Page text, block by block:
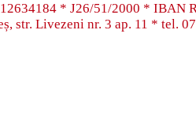
* J26/51/2000 * IBAN
str. Livezeni nr. 3 ap. 11 * tel.